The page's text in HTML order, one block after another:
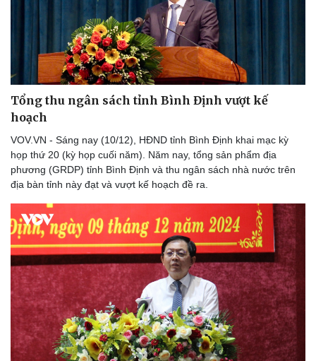
Du lịch
Tư vấn
Săn Tour
check-in
Podcast
Câu chuyện thời sự
Đọc truyện đêm khuya
Cửa sổ tình yêu
Kể chuyện cho bé
Hạt giống tâm hồn
Tổng thu ngân sách tỉnh Bình Định vượt kế
hoạch
VOV.VN - Sáng nay (10/12), HĐND tỉnh Bình Định khai mạc kỳ
họp thứ 20 (kỳ họp cuối năm). Năm nay, tổng sản phẩm địa
phương (GRDP) tỉnh Bình Định và thu ngân sách nhà nước trên
địa bàn tỉnh này đạt và vượt kế hoạch đề ra.